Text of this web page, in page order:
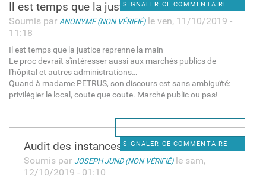
SIGNALER CE COMMENTAIRE
Il est temps que la justice
Soumis par ANONYME (NON VÉRIFIÉ)le ven, 11/10/2019 -
11:18
Il est temps que la justice reprenne la main
Le proc devrait s'intéresser aussi aux marchés publics de
l'hôpital et autres administrations…
Quand à madame PETRUS, son discours est sans ambiguïté:
privilégier le local, coute que coute. Marché public ou pas!
SIGNALER CE COMMENTAIRE
Audit des instances
Soumis par JOSEPH JUND (NON VÉRIFIÉ)le sam,
12/10/2019 - 01:10